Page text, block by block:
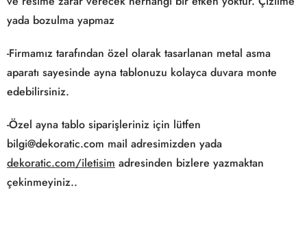
yada bozulma yapmaz
-Firmamız tarafından özel olarak tasarlanan metal asma
aparatı sayesinde ayna tablonuzu kolayca duvara monte
edebilirsiniz.
-Özel ayna tablo siparişleriniz için lütfen
bilgi@dekoratic.com mail adresimizden yada
dekoratic.com/iletisim adresinden bizlere yazmaktan
çekinmeyiniz..